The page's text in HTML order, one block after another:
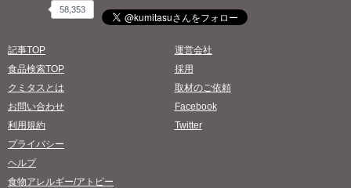
58,353
記事TOP
食品検索TOP
クミタスとは
お問い合わせ
利用規約
プライバシー
ヘルプ
食物アレルギー/アトピー
運営会社
採用
取材のご依頼
Facebook
Twitter